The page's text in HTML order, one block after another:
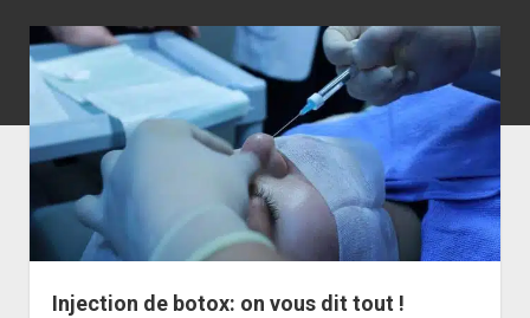
Injection de botox: on vous dit tout !